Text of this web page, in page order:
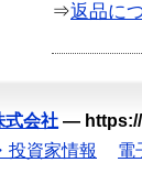
⇒返品に
式会社 —
投資家情報 電